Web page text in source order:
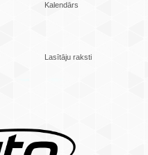
Kalendārs
Lasītāju raksti